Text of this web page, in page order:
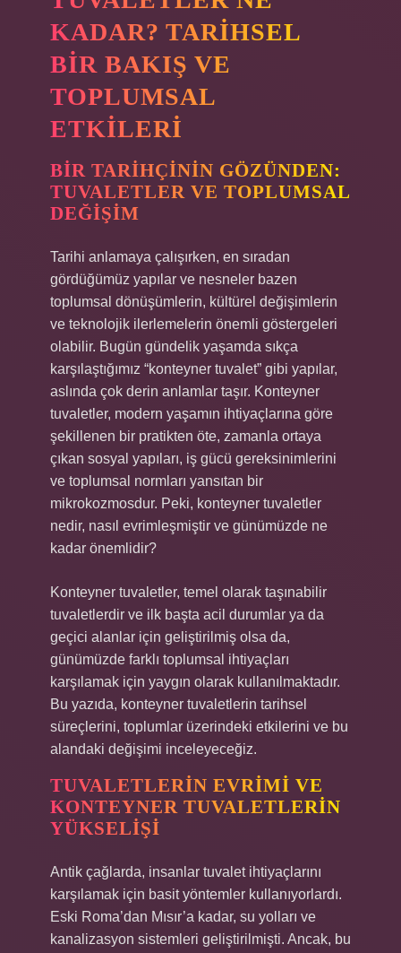
KADAR? TARIHSEL
BIR BAKIŞ VE
TOPLUMSAL
ETKILERI
BIR TARIHÇININ GÖZÜNDEN:
TUVALETLER VE TOPLUMSAL
DEĞIŞIM
Tarihi anlamaya çalışırken, en sıradan
gördüğümüz yapılar ve nesneler bazen
toplumsal dönüşümlerin, kültürel değişimlerin
ve teknolojik ilerlemelerin önemli göstergeleri
olabilir. Bugün gündelik yaşamda sıkça
karşılaştığımız “konteyner tuvalet” gibi yapılar,
aslında çok derin anlamlar taşır. Konteyner
tuvaletler, modern yaşamın ihtiyaçlarına göre
şekillenen bir pratikten öte, zamanla ortaya
çıkan sosyal yapıları, iş gücü gereksinimlerini
ve toplumsal normları yansıtan bir
mikrokozmosdur. Peki, konteyner tuvaletler
nedir, nasıl evrimleşmiştir ve günümüzde ne
kadar önemlidir?
Konteyner tuvaletler, temel olarak taşınabilir
tuvaletlerdir ve ilk başta acil durumlar ya da
geçici alanlar için geliştirilmiş olsa da,
günümüzde farklı toplumsal ihtiyaçları
karşılamak için yaygın olarak kullanılmaktadır.
Bu yazıda, konteyner tuvaletlerin tarihsel
süreçlerini, toplumlar üzerindeki etkilerini ve bu
alandaki değişimi inceleyeceğiz.
TUVALETLERIN EVRIMI VE
KONTEYNER TUVALETLERIN
YÜKSELIŞI
Antik çağlarda, insanlar tuvalet ihtiyaçlarını
karşılamak için basit yöntemler kullanıyorlardı.
Eski Roma’dan Mısır’a kadar, su yolları ve
kanalizasyon sistemleri geliştirilmişti. Ancak, bu